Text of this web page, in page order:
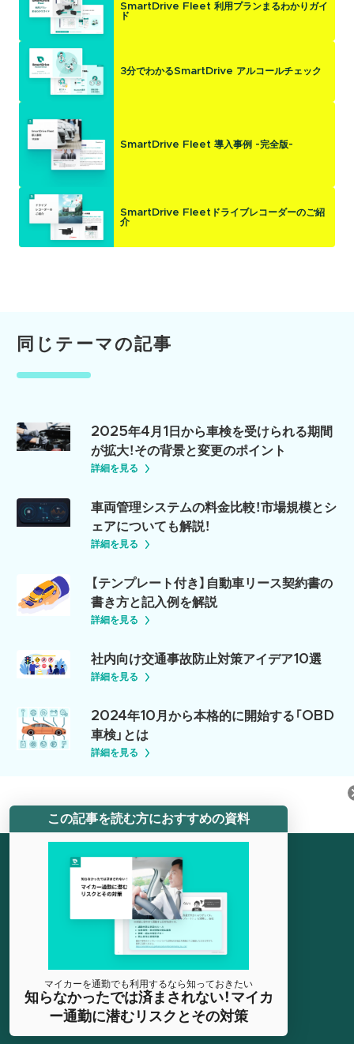
SmartDrive Fleet 利用プランまるわかりガイ
ド
3分でわかるSmartDrive アルコールチェック
SmartDrive Fleet 導入事例 -完全版-
SmartDrive Fleetドライブレコーダーのご紹
介
同じテーマの記事
2025年4月1日から車検を受けられる期間
が拡大！その背景と変更のポイント
詳細を見る
車両管理システムの料金比較！市場規模とシ
ェアについても解説！
詳細を見る
【テンプレート付き】自動車リース契約書の
書き方と記入例を解説
詳細を見る
社内向け交通事故防止対策アイデア10選
詳細を見る
2024年10月から本格的に開始する「OBD
車検」とは
詳細を見る
この記事を読む方におすすめの資料
マイカーを通勤でも利用するなら知っておきたい
知らなかったでは済まされない！マイカ
ー通勤に潜むリスクとその対策
株式会社スマートドライブ
〒100-0011
東京都千代田区内幸町 2-1-6